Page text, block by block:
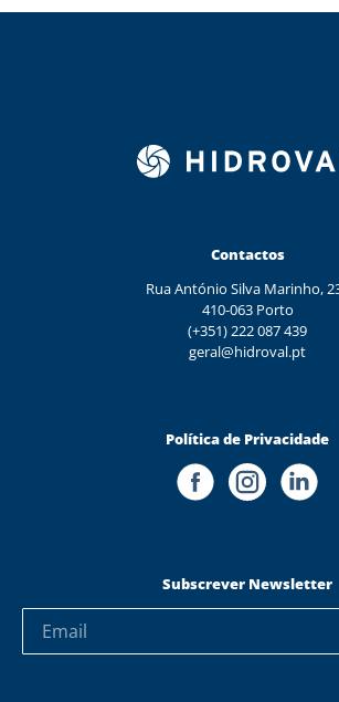
Contactos
Rua António Silva Marinho,
410-063 Porto
(+351) 222 087 439
geral@hidroval.pt
Política de Privacidade
Subscrever Newsletter